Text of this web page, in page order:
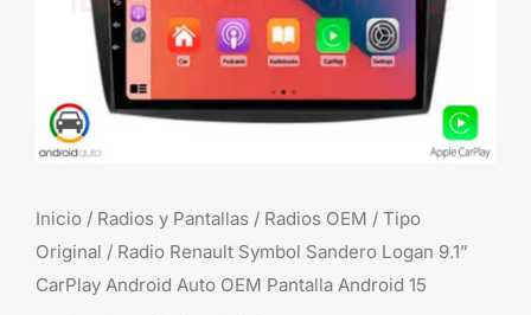
Inicio / Radios y Pantallas / Radios OEM / Tipo
Original / Radio Renault Symbol Sandero Logan 9.1”
CarPlay Android Auto OEM Pantalla Android 15